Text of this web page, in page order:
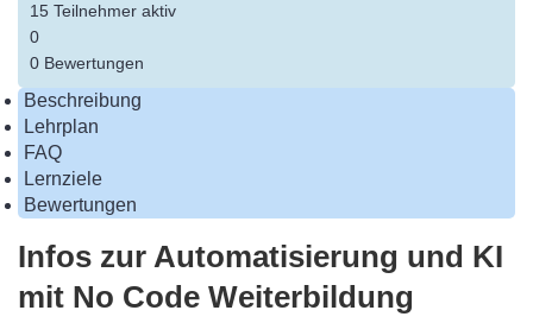
15 Teilnehmer aktiv
0
0 Bewertungen
Beschreibung
Lehrplan
FAQ
Lernziele
Bewertungen
Infos zur Automatisierung und KI
mit No Code Weiterbildung